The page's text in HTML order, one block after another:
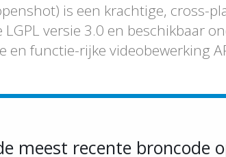
is een krachtige, cross-
versie 3.0 en beschikbaar
en functie-rijke videobewerking
meest recente broncode